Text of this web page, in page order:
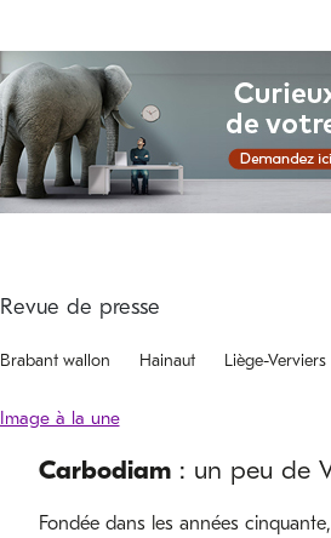
Brabant wallon Hainaut Liège-Verviers
Carbodiam: un peu de
Fondée dans les années